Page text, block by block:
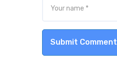
Submit Comment